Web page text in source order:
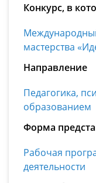
Конкурс, в
мастерства
Направление
Педагогика,
образованием
Форма
Рабочая
деятельности